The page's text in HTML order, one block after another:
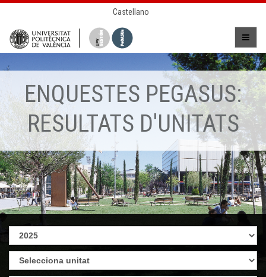
Castellano
ENQUESTES PEGASUS:
RESULTATS D'UNITATS